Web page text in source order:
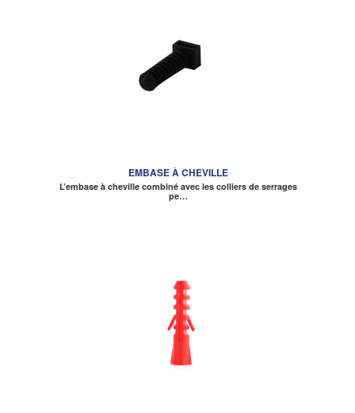
EMBASE À CHEVILLE
L’embase à cheville combiné avec les colliers de serrages
pe…